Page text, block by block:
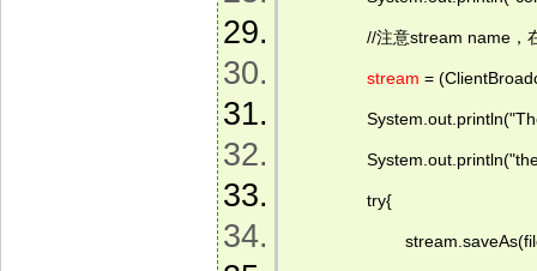
//注意stream name，在
stream =
System.out.println("The
System.out.println("the
try{